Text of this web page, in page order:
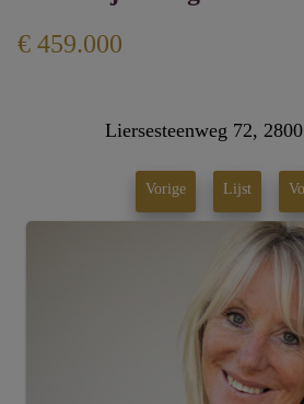
€ 459.000
Liersesteenweg 72,
Vorige Lijst